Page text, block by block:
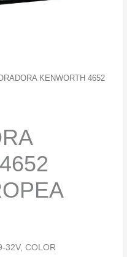
KENWORTH 4652
32V, COLOR